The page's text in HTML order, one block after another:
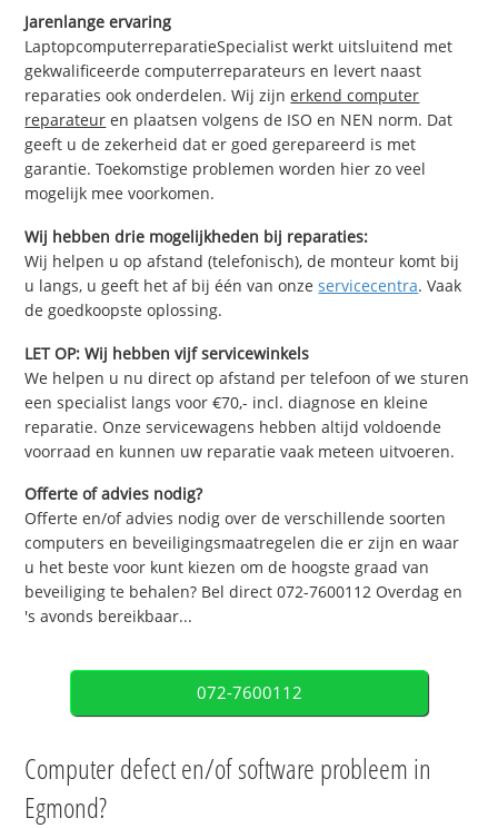
Jarenlange ervaring
LaptopcomputerreparatieSpecialist werkt uitsluitend met
gekwalificeerde computerreparateurs en levert naast
reparaties ook onderdelen. Wij zijnerkend computer
reparateur en plaatsen volgens de ISO en NEN norm. Dat
geeft u de zekerheid dat er goed gerepareerd is met
garantie. Toekomstige problemen worden hier zo veel
mogelijk mee voorkomen.
Wij hebben drie mogelijkheden bij reparaties:
Wij helpen u op afstand (telefonisch), de monteur komt bij
u langs, u geeft het af bij één van onzeservicecentra. Vaak
de goedkoopste oplossing.
LET OP: Wij hebben vijf servicewinkels
We helpen u nu direct op afstand per telefoon of we sturen
een specialist langs voor €70,- incl. diagnose en kleine
reparatie. Onze servicewagens hebben altijd voldoende
voorraad en kunnen uw reparatie vaak meteen uitvoeren.
Offerte of advies nodig?
Offerte en/of advies nodig over de verschillende soorten
computers en beveiligingsmaatregelen die er zijn en waar
u het beste voor kunt kiezen om de hoogste graad van
beveiliging te behalen? Bel direct 072-7600112 Overdag en
's avonds bereikbaar...
072-7600112
Computer defect en/of software probleem in
Egmond?